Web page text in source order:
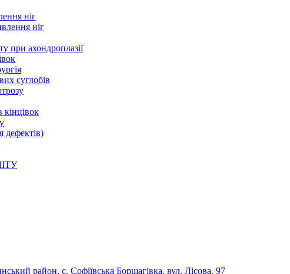
ніг
ніг
при ахондроплазії
суглобів
кінцівок
дефектів)
район, с. Софіївська Борщагівка, вул. Лісова, 97